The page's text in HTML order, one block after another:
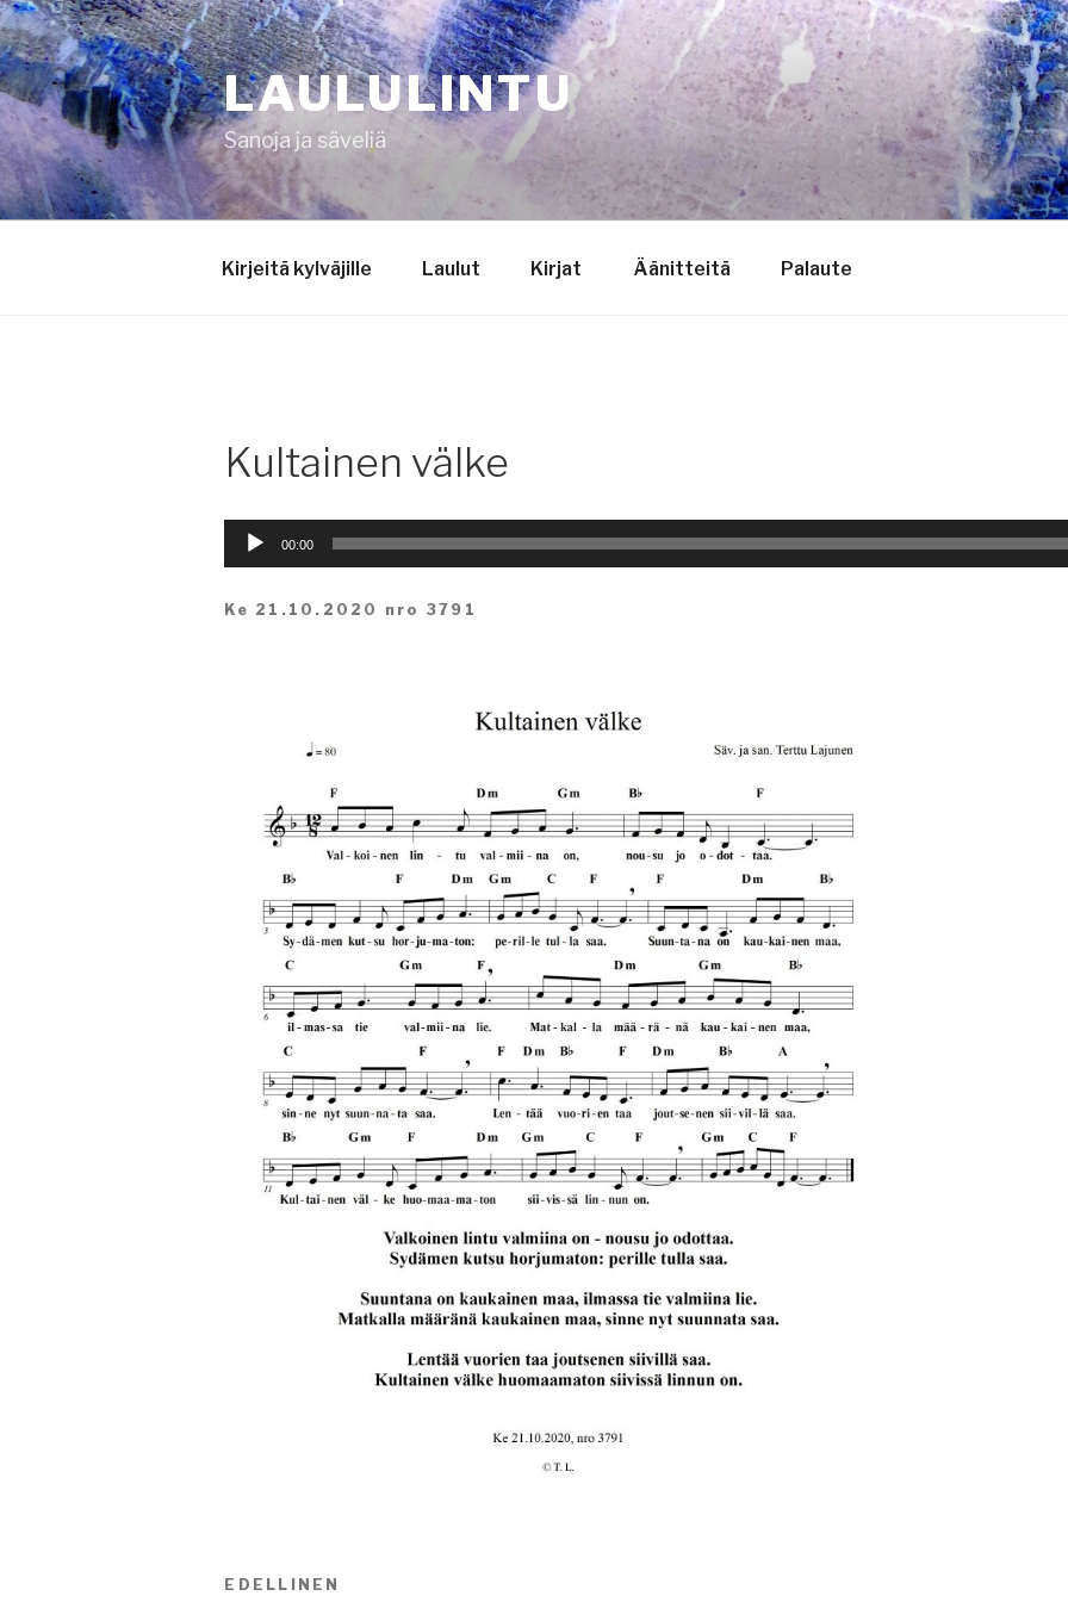
Siirry
sisältöön
LAULULINTU
Sanoja ja säveliä
Kirjeitä kylväjille Laulut Kirjat Äänitteitä Palaute
Kultainen välke
Äänitoistin
00:00
Ke 21.10.2020 nro 3791
Artikkelien
Edellinen
EDELLINEN